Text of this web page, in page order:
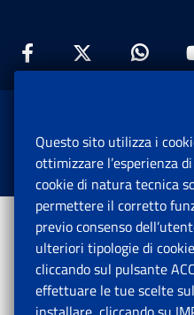
Facebook: Apre
Twitter:
Istituto
Tutti i diritti
Questo sito utilizza i
ottimizzare l’esperienza
cookie di natura tecnica
permettere il corretto
previo consenso
ulteriori tipologie di
cliccando sul pulsante
effettuare le tue scelte